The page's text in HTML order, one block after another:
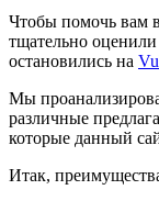
Чтобы помочь вам
тщательно
остановились на
Мы
различные
которые данный
Итак,